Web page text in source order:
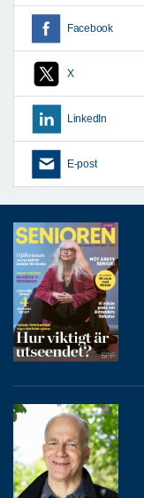
Facebook
X
LinkedIn
E-post